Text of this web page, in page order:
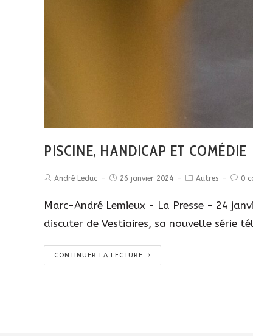
PISCINE, HANDICAP ET COMÉDIE
André Leduc 26 janvier 2024 Autres 0
Marc-André Lemieux - La Presse - 24
discuter de Vestiaires, sa nouvelle série
CONTINUER LA LECTURE